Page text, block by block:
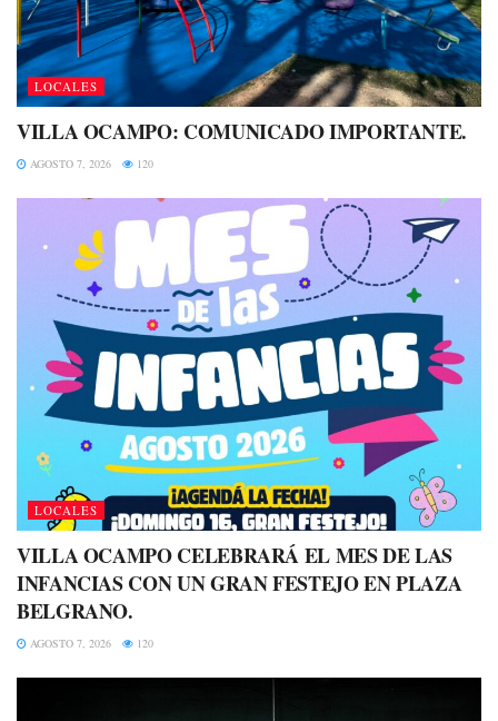
LOCALES
VILLA OCAMPO: COMUNICADO IMPORTANTE.
AGOSTO 7, 2026 120
LOCALES
VILLA OCAMPO CELEBRARÁ EL MES DE LAS
INFANCIAS CON UN GRAN FESTEJO EN PLAZA
BELGRANO.
AGOSTO 7, 2026 120